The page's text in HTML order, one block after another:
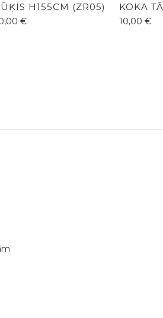
H155CM (ZR05)
€
KOKA
10,00 €